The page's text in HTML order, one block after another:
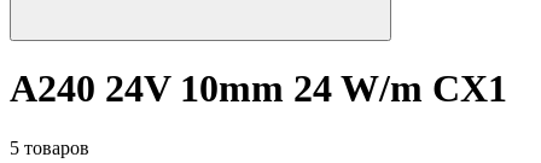
A240 24V 10mm 24 W/m CX1
5 товаров